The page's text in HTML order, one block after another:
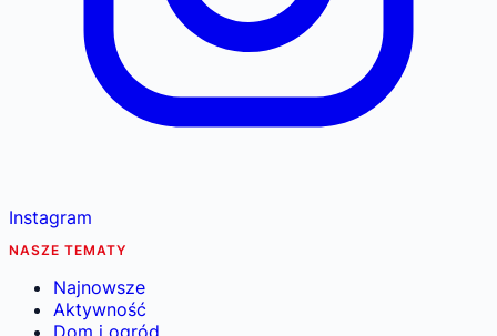
Instagram
NASZE TEMATY
Najnowsze
Aktywność